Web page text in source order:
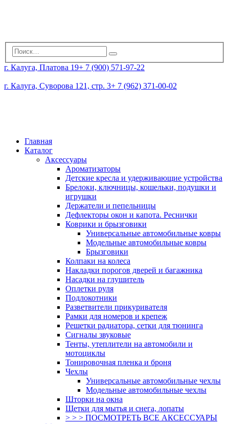
г. Калуга, Платова 19+ 7 (900) 571-97-22
г. Калуга, Суворова 121, стр. 3+ 7 (962) 371-00-02
Главная
Каталог
Аксессуары
Ароматизаторы
Детские кресла и удерживающие устройства
Брелоки, ключницы, кошельки, подушки и
игрушки
Держатели и пепельницы
Дефлекторы окон и капота. Реснички
Коврики и брызговики
Универсальные автомобильные ковры
Модельные автомобильные ковры
Брызговики
Колпаки на колеса
Накладки порогов дверей и багажника
Насадки на глушитель
Оплетки руля
Подлокотники
Разветвители прикуривателя
Рамки для номеров и крепеж
Решетки радиатора, сетки для тюнинга
Сигналы звуковые
Тенты, утеплители на автомобили и
мотоциклы
Тонировочная пленка и броня
Чехлы
Универсальные автомобильные чехлы
Модельные автомобильные чехлы
Шторки на окна
Щетки для мытья и снега, лопаты
> > > ПОСМОТРЕТЬ ВСЕ АКСЕССУАРЫ